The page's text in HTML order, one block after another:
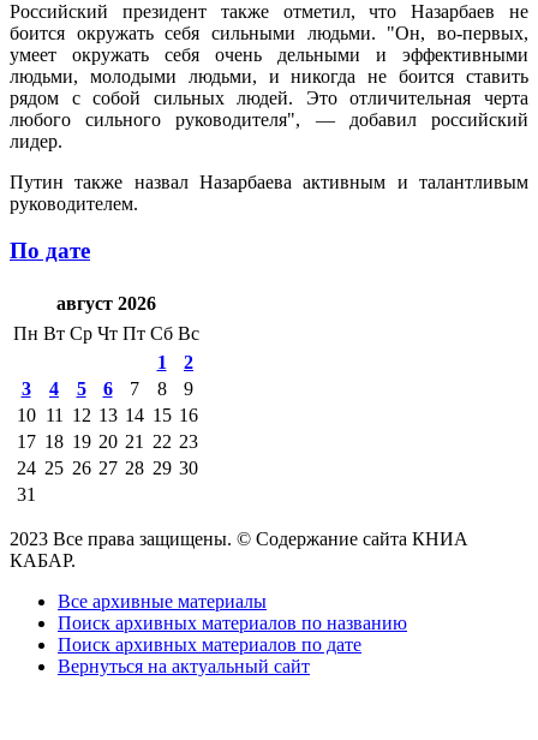
Российский президент также отметил, что Назарбаев не
боится окружать себя сильными людьми. "Он, во-первых,
умеет окружать себя очень дельными и эффективными
людьми, молодыми людьми, и никогда не боится ставить
рядом с собой сильных людей. Это отличительная черта
любого сильного руководителя", — добавил российский
лидер.
Путин также назвал Назарбаева активным и талантливым
руководителем.
По дате
август 2026
Пн Вт Ср Чт Пт Сб Вс
1
2
3
4 5 6 7 8
9
10 11 12 13 14 15 16
17 18 19 20 21 22 23
24 25 26 27 28 29 30
31
2023 Все права защищены. © Содержание сайта КНИА
КАБАР.
Все архивные материалы
Поиск архивных материалов по названию
Поиск архивных материалов по дате
Вернуться на актуальный сайт